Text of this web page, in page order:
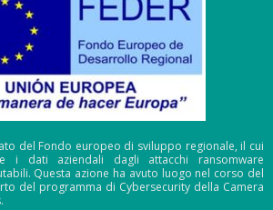
del Fondo europeo di sviluppo regionale, il cui
i dati aziendali dagli attacchi ransomware
Questa azione ha avuto luogo nel corso del
del programma di Cybersecurity della Camera